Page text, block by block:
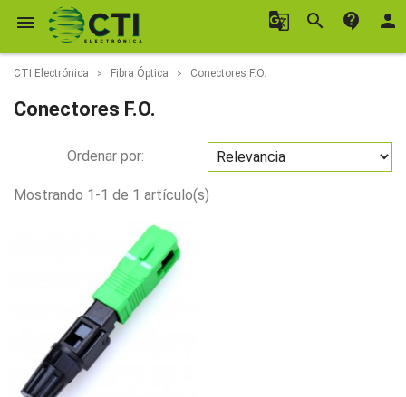
 g_translate search contact_support person
CTI Electrónica Fibra Óptica Conectores F.O.
Conectores F.O.
Ordenar por:
Mostrando 1-1 de 1 artículo(s)